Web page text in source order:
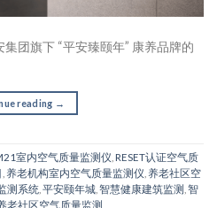
团旗下 “平安臻颐年” 康养品牌的
reading →
室内空气质量监测仪 RESET认证空气质
养老机构室内空气质量监测仪 养老社区空
测系统 平安颐年城 智慧健康建筑监测 智
老社区空气质量监测